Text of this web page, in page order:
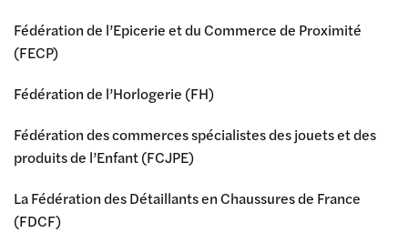
Fédération de l’Epicerie et du Commerce de Proximité
(FECP)
Fédération de l’Horlogerie (FH)
Fédération des commerces spécialistes des jouets et des
produits de l’Enfant (FCJPE)
La Fédération des Détaillants en Chaussures de France
(FDCF)